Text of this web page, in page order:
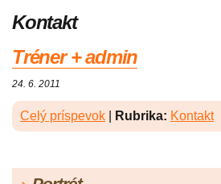
Kontakt
Tréner + admin
24. 6. 2011
Celý príspevok Rubrika: Kontakt